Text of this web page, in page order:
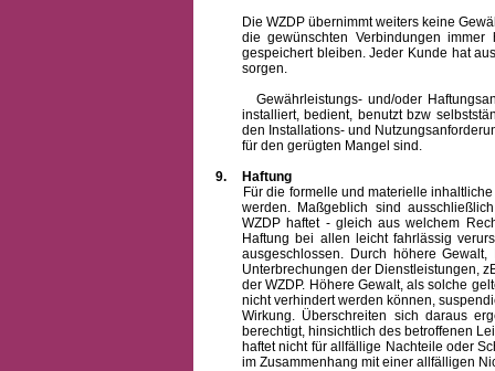
Die WZDP übernimmt weiters keine
die gewünschten Verbindungen
gespeichert bleiben. Jeder Kunde hat
sorgen.
Gewährleistungs- und/oder
installiert, bedient, benutzt bzw
den Installations- und
für den gerügten Mangel sind.
9.
Haftung
Für die formelle und materielle
werden. Maßgeblich sind
WZDP haftet - gleich aus welchem
Haftung bei allen leicht fahrlässig
ausgeschlossen. Durch höhere
Unterbrechungen der Dienstleistungen,
der WZDP. Höhere Gewalt, als solche
nicht verhindert werden können,
Wirkung. Überschreiten sich daraus
berechtigt, hinsichtlich des betroffenen
haftet nicht für allfällige Nachteile oder
im Zusammenhang mit einer allfälligen